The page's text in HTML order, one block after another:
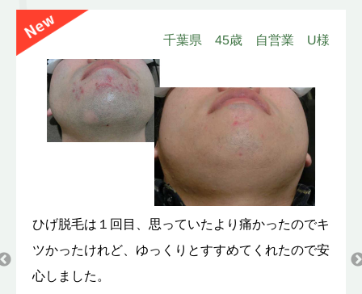
千葉県 45歳 自営業 U様
ひげ脱毛は１回目、思っていたより痛かったのでキ
ツかったけれど、ゆっくりとすすめてくれたので安
心しました。